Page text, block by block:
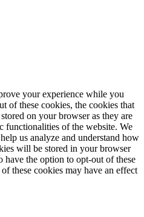
your experience while you
of these cookies, the cookies that
on your browser as they are
functionalities of the website. We
us analyze and understand how
will be stored in your browser
the option to opt-out of these
these cookies may have an effect